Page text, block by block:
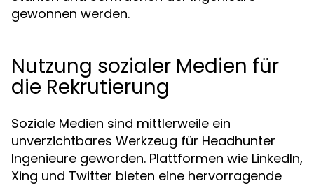
gewonnen werden.
Nutzung sozialer Medien für
die Rekrutierung
Soziale Medien sind mittlerweile ein
unverzichtbares Werkzeug für Headhunter
Ingenieure geworden. Plattformen wie LinkedIn,
Xing und Twitter bieten eine hervorragende